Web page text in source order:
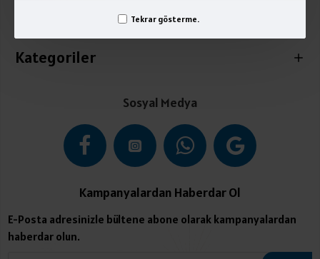
Tekrar gösterme.
Kategoriler
Sosyal Medya
Kampanyalardan Haberdar Ol
E-Posta adresinizle bültene abone olarak kampanyalardan
haberdar olun.